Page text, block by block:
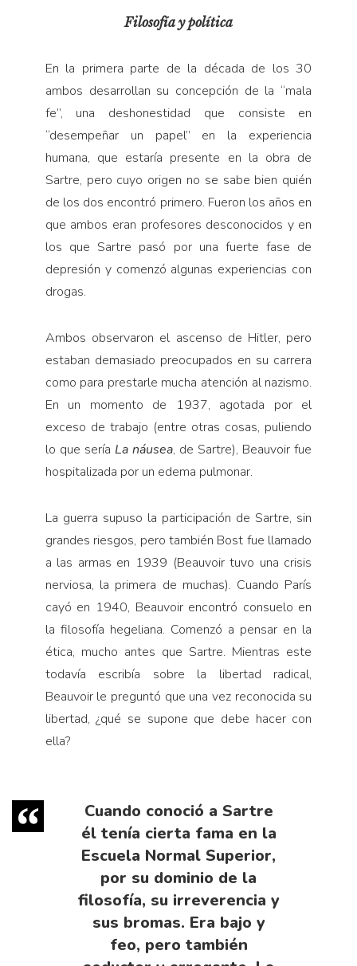
Filosofía y política
En la primera parte de la década de los 30
ambos desarrollan su concepción de la “mala
fe”, una deshonestidad que consiste en
“desempeñar un papel” en la experiencia
humana, que estaría presente en la obra de
Sartre, pero cuyo origen no se sabe bien quién
de los dos encontró primero. Fueron los años en
que ambos eran profesores desconocidos y en
los que Sartre pasó por una fuerte fase de
depresión y comenzó algunas experiencias con
drogas.
Ambos observaron el ascenso de Hitler, pero
estaban demasiado preocupados en su carrera
como para prestarle mucha atención al nazismo.
En un momento de 1937, agotada por el
exceso de trabajo (entre otras cosas, puliendo
lo que sería La náusea, de Sartre), Beauvoir fue
hospitalizada por un edema pulmonar.
La guerra supuso la participación de Sartre, sin
grandes riesgos, pero también Bost fue llamado
a las armas en 1939 (Beauvoir tuvo una crisis
nerviosa, la primera de muchas). Cuando París
cayó en 1940, Beauvoir encontró consuelo en
la filosofía hegeliana. Comenzó a pensar en la
ética, mucho antes que Sartre. Mientras este
todavía escribía sobre la libertad radical,
Beauvoir le preguntó que una vez reconocida su
libertad, ¿qué se supone que debe hacer con
ella?
Cuando conoció a Sartre
él tenía cierta fama en la
Escuela Normal Superior,
por su dominio de la
filosofía, su irreverencia y
sus bromas. Era bajo y
feo, pero también